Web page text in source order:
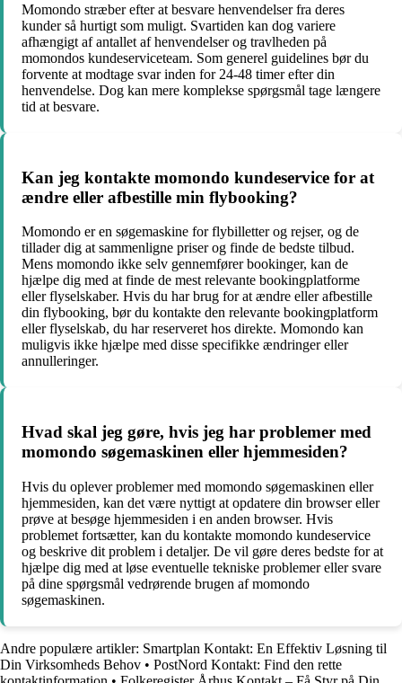
Momondo stræber efter at besvare henvendelser fra deres
kunder så hurtigt som muligt. Svartiden kan dog variere
afhængigt af antallet af henvendelser og travlheden på
momondos kundeserviceteam. Som generel guidelines bør du
forvente at modtage svar inden for 24-48 timer efter din
henvendelse. Dog kan mere komplekse spørgsmål tage længere
tid at besvare.
Kan jeg kontakte momondo kundeservice for at
ændre eller afbestille min flybooking?
Momondo er en søgemaskine for flybilletter og rejser, og de
tillader dig at sammenligne priser og finde de bedste tilbud.
Mens momondo ikke selv gennemfører bookinger, kan de
hjælpe dig med at finde de mest relevante bookingplatforme
eller flyselskaber. Hvis du har brug for at ændre eller afbestille
din flybooking, bør du kontakte den relevante bookingplatform
eller flyselskab, du har reserveret hos direkte. Momondo kan
muligvis ikke hjælpe med disse specifikke ændringer eller
annulleringer.
Hvad skal jeg gøre, hvis jeg har problemer med
momondo søgemaskinen eller hjemmesiden?
Hvis du oplever problemer med momondo søgemaskinen eller
hjemmesiden, kan det være nyttigt at opdatere din browser eller
prøve at besøge hjemmesiden i en anden browser. Hvis
problemet fortsætter, kan du kontakte momondo kundeservice
og beskrive dit problem i detaljer. De vil gøre deres bedste for at
hjælpe dig med at løse eventuelle tekniske problemer eller svare
på dine spørgsmål vedrørende brugen af momondo
søgemaskinen.
Andre populære artikler: Smartplan Kontakt: En Effektiv Løsning til
Din Virksomheds Behov • PostNord Kontakt: Find den rette